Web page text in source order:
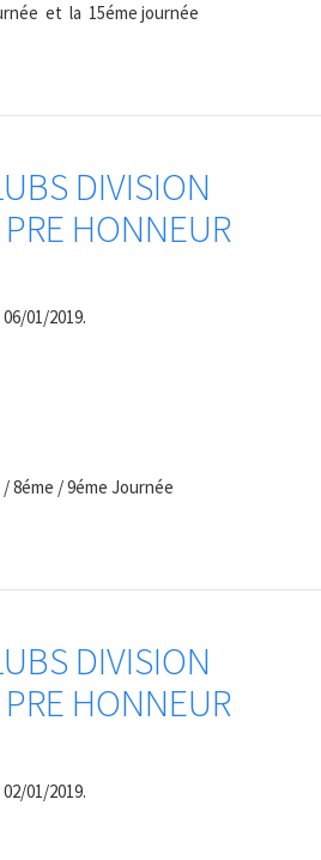
et la 15éme journée
DIVISION
HONNEUR
01/2019.
8éme / 9éme Journée
DIVISION
HONNEUR
01/2019.